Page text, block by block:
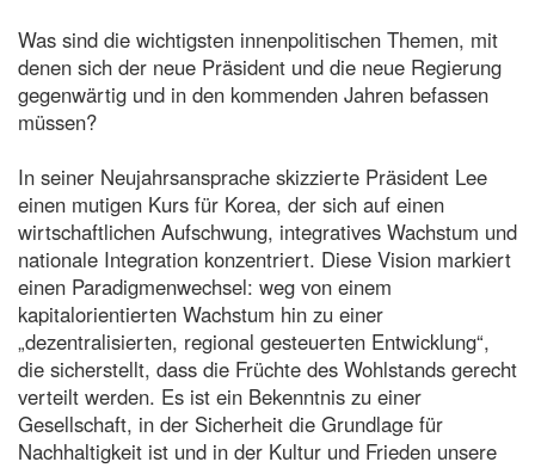
Was sind die wichtigsten innenpolitischen Themen, mit
denen sich der neue Präsident und die neue Regierung
gegenwärtig und in den kommenden Jahren befassen
müssen?
In seiner Neujahrsansprache skizzierte Präsident Lee
einen mutigen Kurs für Korea, der sich auf einen
wirtschaftlichen Aufschwung, integratives Wachstum und
nationale Integration konzentriert. Diese Vision markiert
einen Paradigmenwechsel: weg von einem
kapitalorientierten Wachstum hin zu einer
„dezentralisierten, regional gesteuerten Entwicklung“,
die sicherstellt, dass die Früchte des Wohlstands gerecht
verteilt werden. Es ist ein Bekenntnis zu einer
Gesellschaft, in der Sicherheit die Grundlage für
Nachhaltigkeit ist und in der Kultur und Frieden unsere